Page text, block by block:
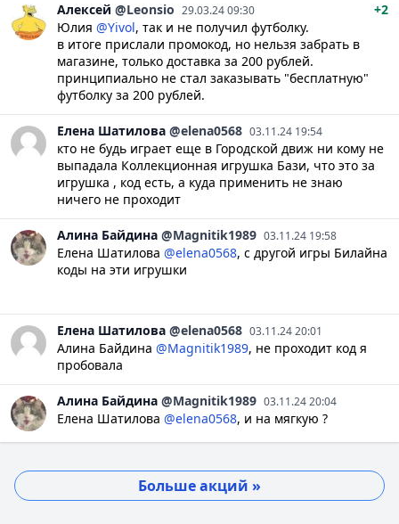
Алексей @Leonsio 29.03.24 09:30
+2
Юлия @Yivol, так и не получил футболку.
в итоге прислали промокод, но нельзя забрать в
магазине, только доставка за 200 рублей.
принципиально не стал заказывать "бесплатную"
футболку за 200 рублей.
Елена Шатилова @elena0568 03.11.24 19:54
кто не будь играет еще в Городской движ ни кому не
выпадала Коллекционная игрушка Бази, что это за
игрушка , код есть, а куда применить не знаю
ничего не проходит
Алина Байдина @Magnitik1989 03.11.24 19:58
Елена Шатилова @elena0568, с другой игры Билайна
коды на эти игрушки
Елена Шатилова @elena0568 03.11.24 20:01
Алина Байдина @Magnitik1989, не проходит код я
пробовала
Алина Байдина @Magnitik1989 03.11.24 20:04
Елена Шатилова @elena0568, и на мягкую ?
Больше акций »